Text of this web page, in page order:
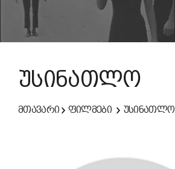
უსინათლო
მთავარი ფილმები უსინათლო